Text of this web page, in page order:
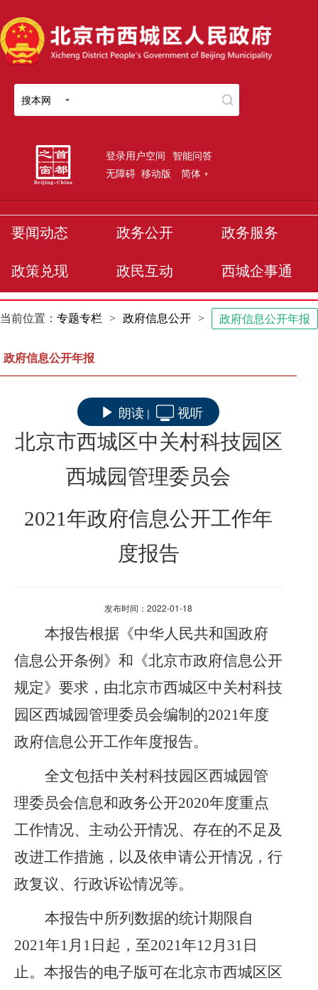
搜本网
登录用户空间 智能问答
无障碍 移动版 简体
要闻动态 政务公开 政务服务
政策兑现 政民互动 西城企事通
当前位置： 专题专栏 > 政府信息公开 > 政府信息公开年报
政府信息公开年报
朗读 | 视听
北京市西城区中关村科技园区
西城园管理委员会
2021年政府信息公开工作年
度报告
发布时间：2022-01-18
本报告根据《中华人民共和国政府
信息公开条例》和《北京市政府信息公开
规定》要求，由北京市西城区中关村科技
园区西城园管理委员会编制的2021年度
政府信息公开工作年度报告。
全文包括中关村科技园区西城园管
理委员会信息和政务公开2020年度重点
工作情况、主动公开情况、存在的不足及
改进工作措施，以及依申请公开情况，行
政复议、行政诉讼情况等。
本报告中所列数据的统计期限自
2021年1月1日起，至2021年12月31日
止。本报告的电子版可在北京市西城区区